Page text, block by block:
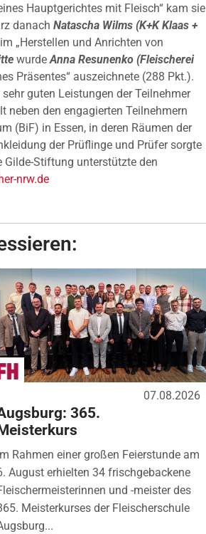
Hauptgerichtes mit Fleisch“ kam sie
danach Natascha Wilms (K+K Klaas +
„Herstellen und Anrichten von
wurde Anna Resunenko (Fleischerei
Präsentes“ auszeichnete (288 Pkt.).
guten Leistungen der Teilnehmer
neben den engagierten Teilnehmern
(BiF) in Essen, in deren Räumen der
der Prüflinge und Prüfer sorgte
Gilde-Stiftung unterstützte den
nrw.de
07.08.2026
365.
Rahmen einer großen Feierstunde am
August erhielten 34 frischgebackene
und -meister des
Meisterkurses der Fleischerschule